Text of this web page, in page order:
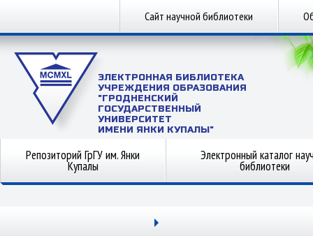
Сайт научной библиотеки
ЭЛЕКТРОННАЯ БИБЛИОТЕКА
УЧРЕЖДЕНИЯ ОБРАЗОВАНИЯ
"ГРОДНЕНСКИЙ
ГОСУДАРСТВЕННЫЙ
УНИВЕРСИТЕТ
ИМЕНИ ЯНКИ КУПАЛЫ"
Репозиторий ГрГУ им. Янки
Купалы
Электронный каталог
библиотеки